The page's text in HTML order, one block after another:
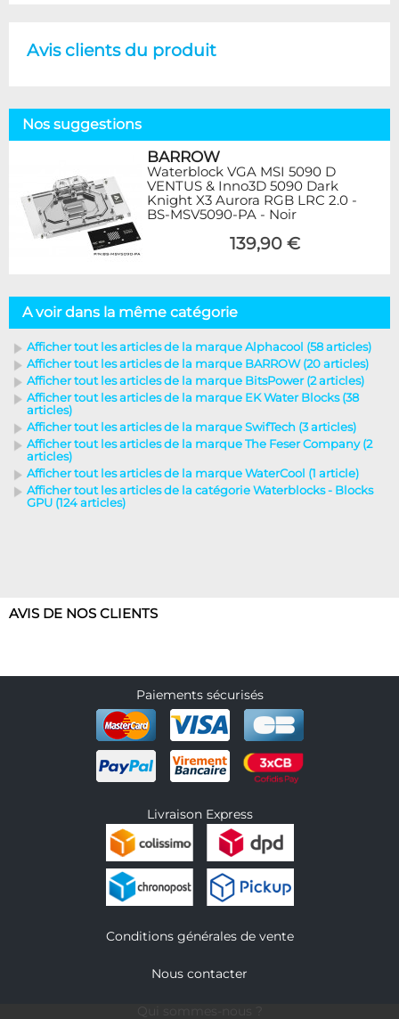
Avis clients du produit
Nos suggestions
BARROW
Waterblock VGA MSI 5090 D
VENTUS & Inno3D 5090 Dark
Knight X3 Aurora RGB LRC 2.0 -
BS-MSV5090-PA - Noir
139,90 €
A voir dans la même catégorie
Afficher tout les articles de la marque Alphacool (58 articles)
Afficher tout les articles de la marque BARROW (20 articles)
Afficher tout les articles de la marque BitsPower (2 articles)
Afficher tout les articles de la marque EK Water Blocks (38
articles)
Afficher tout les articles de la marque SwifTech (3 articles)
Afficher tout les articles de la marque The Feser Company (2
articles)
Afficher tout les articles de la marque WaterCool (1 article)
Afficher tout les articles de la catégorie Waterblocks - Blocks
GPU (124 articles)
AVIS DE NOS CLIENTS
Paiements sécurisés
Livraison Express
Conditions générales de vente
Nous contacter